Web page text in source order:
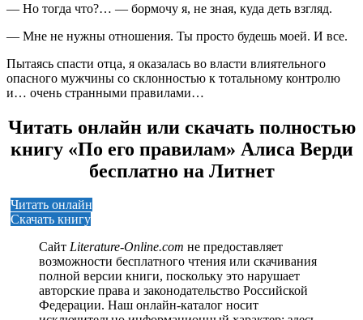
— Но тогда что?… — бормочу я, не зная, куда деть взгляд.
— Мне не нужны отношения. Ты просто будешь моей. И все.
Пытаясь спасти отца, я оказалась во власти влиятельного
опасного мужчины со склонностью к тотальному контролю
и… очень странными правилами…
Читать онлайн или скачать полностью
книгу «По его правилам» Алиса Верди
бесплатно на Литнет
Читать онлайн
Скачать книгу
Сайт Literature-Online.com не предоставляет
возможности бесплатного чтения или скачивания
полной версии книги, поскольку это нарушает
авторские права и законодательство Российской
Федерации. Наш онлайн-каталог носит